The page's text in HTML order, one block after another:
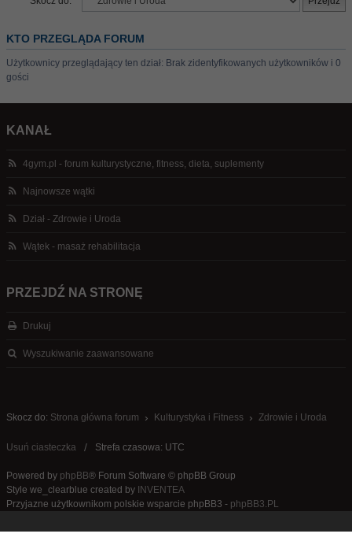
KTO PRZEGLĄDA FORUM
Użytkownicy przeglądający ten dział: Brak zidentyfikowanych użytkowników i 0
gości
KANAŁ
4gym.pl - forum kulturystyczne, fitness, dieta, suplementy
Najnowsze wątki
Dział - Zdrowie i Uroda
Wątek - masaż rehabilitacja
PRZEJDŹ NA STRONĘ
Drukuj
Wyszukiwanie zaawansowane
Skocz do: Strona główna forum Kulturystyka i Fitness Zdrowie i Uroda
Usuń ciasteczka Strefa czasowa: UTC
Powered by phpBB® Forum Software © phpBB Group
Style we_clearblue created by INVENTEA
Przyjazne użytkownikom polskie wsparcie phpBB3 - phpBB3.PL